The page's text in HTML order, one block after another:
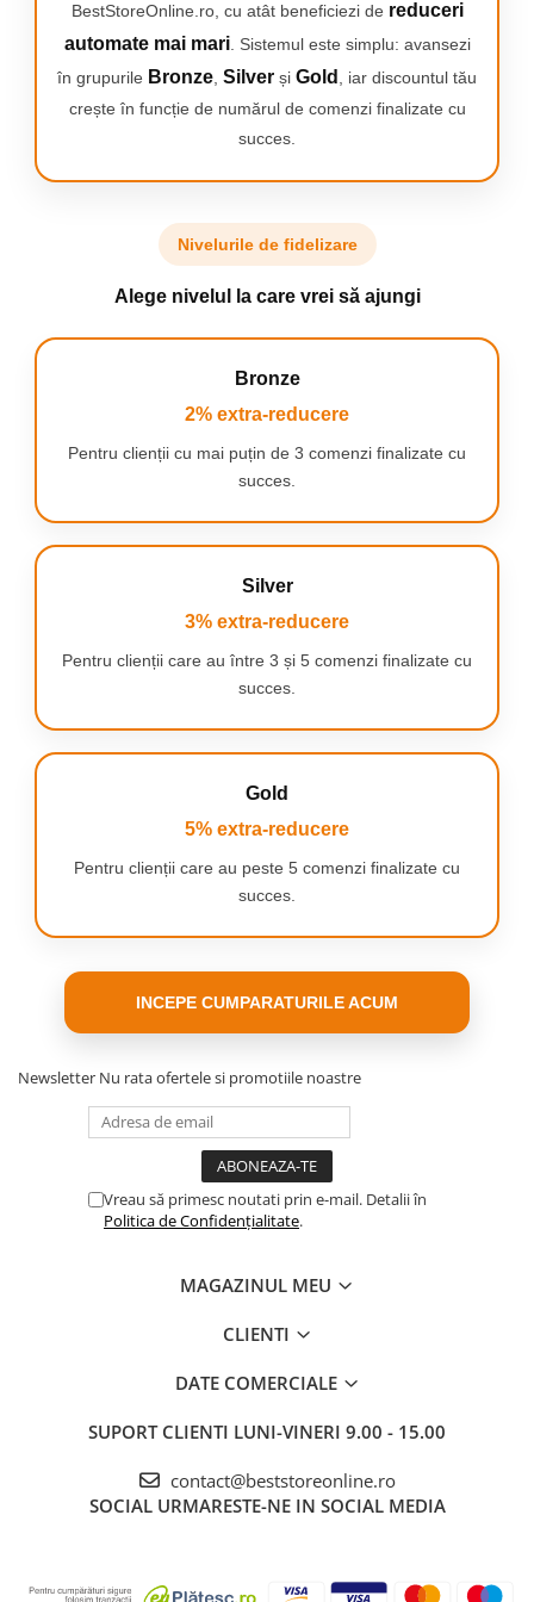
Suficient de mic pentru a-l lua oriunde
Fiind suficient de mic pentru a incapea intr-o
geanta sau poseta si functionand cu baterii, il
Pensete inteligente si luxuriante cu
lumina si oglinda
Pensete intr-o carcasa eleganta, cu lumina si
oglinda integrate, ideal pentru sprancene.
BestStoreOnline.ro, cu atât beneficiezi de reduceri
automate mai mari. Sistemul este simplu: avansezi
în grupurile Bronze Silver și Gold
, iar discountul tău
crește în funcție de numărul de comenzi finalizate cu
succes.
Nivelurile de fidelizare
Alege nivelul la care vrei să ajungi
Bronze
2% extra-reducere
Pentru clienții cu mai puțin de 3 comenzi finalizate cu
succes.
Silver
3% extra-reducere
Pentru clienții care au între 3 și 5 comenzi finalizate cu
succes.
Gold
5% extra-reducere
Pentru clienții care au peste 5 comenzi finalizate cu
succes.
INCEPE CUMPARATURILE ACUM
Newsletter Nu rata ofertele si promotiile noastre
Vreau să primesc noutati prin e-mail. Detalii în
Politica de Confidențialitate.
MAGAZINUL MEU
CLIENTI
DATE COMERCIALE
SUPORT CLIENTI LUNI-VINERI 9.00 - 15.00
contact@beststoreonline.ro
SOCIAL URMARESTE-NE IN SOCIAL MEDIA